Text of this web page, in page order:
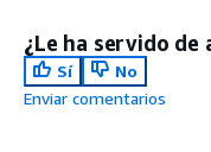
¿Le ha servido de
Sí
No
Enviar comentarios